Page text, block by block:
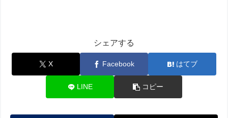
シェアする
X Facebook はてブ
LINE コピー